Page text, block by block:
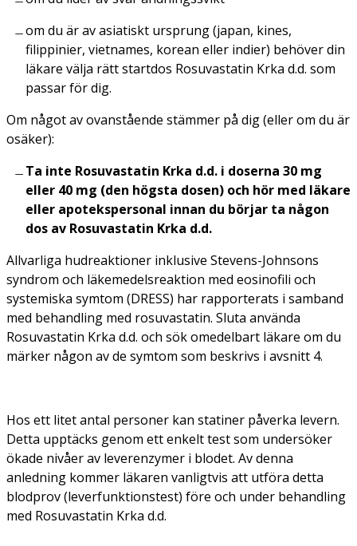
om du är av asiatiskt ursprung (japan, kines,
filippinier, vietnames, korean eller indier) behöver din
läkare välja rätt startdos Rosuvastatin Krka d.d. som
passar för dig.
Om något av ovanstående stämmer på dig (eller om du är
osäker):
Ta inte Rosuvastatin Krka d.d. i doserna 30 mg
eller 40 mg (den högsta dosen) och hör med läkare
eller apotekspersonal innan du börjar ta någon
dos av Rosuvastatin Krka d.d.
Allvarliga hudreaktioner inklusive Stevens-Johnsons
syndrom och läkemedelsreaktion med eosinofili och
systemiska symtom (DRESS) har rapporterats i samband
med behandling med rosuvastatin. Sluta använda
Rosuvastatin Krka d.d. och sök omedelbart läkare om du
märker någon av de symtom som beskrivs i avsnitt 4.
Hos ett litet antal personer kan statiner påverka levern.
Detta upptäcks genom ett enkelt test som undersöker
ökade nivåer av leverenzymer i blodet. Av denna
anledning kommer läkaren vanligtvis att utföra detta
blodprov (leverfunktionstest) före och under behandling
med Rosuvastatin Krka d.d.